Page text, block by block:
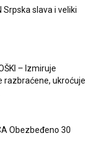
Srpska slava i veliki
– Izmiruje
razbraćene, ukroćuje
Obezbeđeno 30